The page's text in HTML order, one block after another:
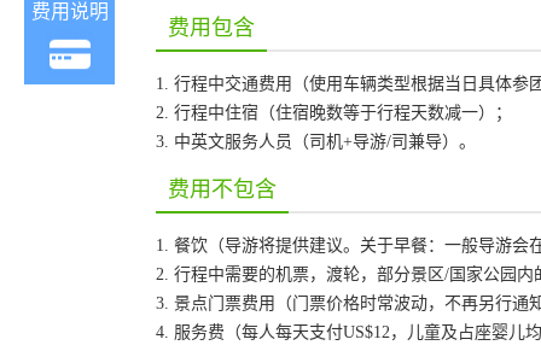
费用说明
费用包含
1. 行程中交通费用（使用车辆类型根据当日具体参
2. 行程中住宿（住宿晚数等于行程天数减一）；
3. 中英文服务人员（司机+导游/司兼导）。
费用不包含
1. 餐饮（导游将提供建议。关于早餐：一般导游
2. 行程中需要的机票，渡轮，部分景区/国家公园内
3. 景点门票费用（门票价格时常波动，不再另行通
4. 服务费（每人每天支付US$12，儿童及占座婴儿